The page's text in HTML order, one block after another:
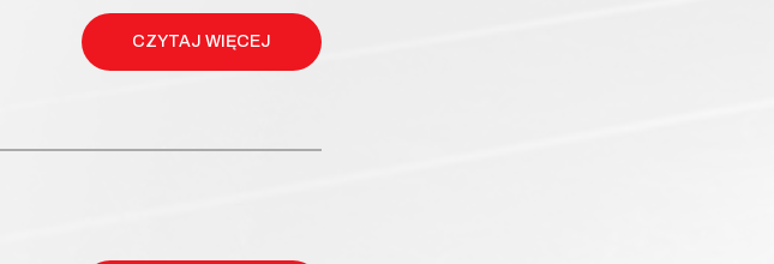
CZYTAJ WIĘCEJ